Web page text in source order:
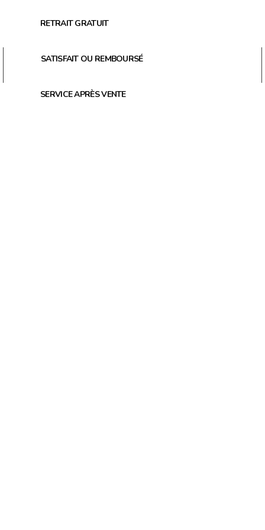
RETRAIT GRATUIT
SATISFAIT OU REMBOURSÉ
SERVICE APRÈS VENTE